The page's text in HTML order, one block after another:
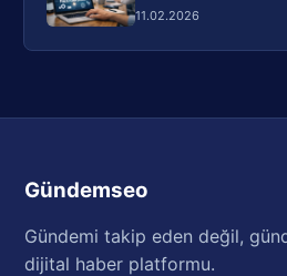
11.02.2026
Gündemseo
Gündemi takip eden değil,
dijital haber platformu.